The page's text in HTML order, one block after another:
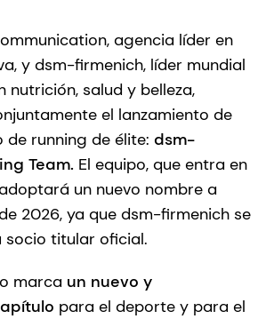
agencia líder en
y dsm-firmenich, líder mundial
nutrición, salud y belleza,
el lanzamiento de
de running de élite: dsm-
Team. El equipo, que entra en
un nuevo nombre a
2026, ya que dsm-firmenich se
socio titular oficial.
marca un nuevo y
para el deporte y para el